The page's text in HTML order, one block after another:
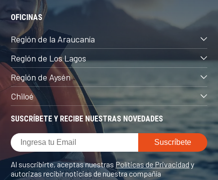
SUSCRÍBETE Y RECIBE NUESTRAS NOVEDADES
Al suscribirte, aceptas nuestras Políticas de Privacidady
autorizas recibir noticias de nuestra compañía
OFICINAS
Región de la Araucanía
Región de Los Lagos
Región de Aysén
Chiloé